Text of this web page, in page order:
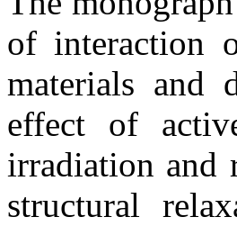
of interaction
materials and
effect of
irradiation and
structural